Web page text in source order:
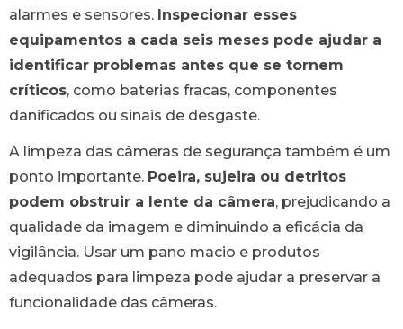
alarmes e sensores. Inspecionar esses
equipamentos a cada seis meses pode ajudar a
identificar problemas antes que se tornem
críticos, como baterias fracas, componentes
danificados ou sinais de desgaste.
A limpeza das câmeras de segurança também é um
ponto importante. Poeira, sujeira ou detritos
podem obstruir a lente da câmera, prejudicando a
qualidade da imagem e diminuindo a eficácia da
vigilância. Usar um pano macio e produtos
adequados para limpeza pode ajudar a preservar a
funcionalidade das câmeras.